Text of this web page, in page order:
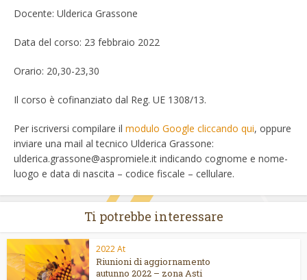
Docente: Ulderica Grassone
Data del corso: 23 febbraio 2022
Orario: 20,30-23,30
Il corso è cofinanziato dal Reg. UE 1308/13.
Per iscriversi compilare il modulo Google cliccando qui, oppure
inviare una mail al tecnico Ulderica Grassone:
ulderica.grassone@aspromiele.it indicando cognome e nome-
luogo e data di nascita – codice fiscale – cellulare.
Ti potrebbe interessare
2022 At
Riunioni di aggiornamento
autunno 2022 – zona Asti